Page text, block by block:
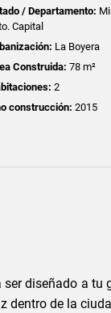
/ Departamento:
Capital
La Boyera
Construida: 78 m²
2
construcción: 2015
ser diseñado a tu
dentro de la